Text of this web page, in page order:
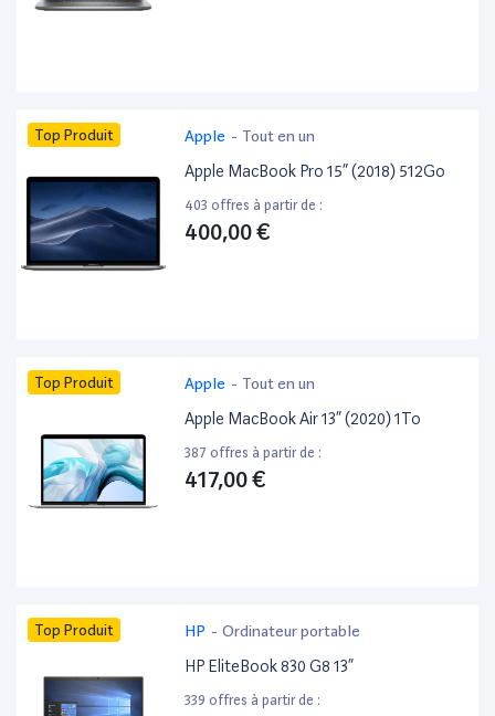
Top Produit Apple - Tout en un
Apple MacBook Pro 15” (2018) 512Go
403 offres à partir de :
400,00 €
Top Produit Apple - Tout en un
Apple MacBook Air 13” (2020) 1To
387 offres à partir de :
417,00 €
Top Produit HP - Ordinateur portable
HP EliteBook 830 G8 13”
339 offres à partir de :